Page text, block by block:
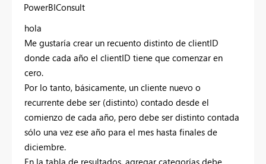
PowerBIConsult
hola
Me gustaría crear un recuento distinto de clientID
donde cada año el clientID tiene que comenzar en
cero.
Por lo tanto, básicamente, un cliente nuevo o
recurrente debe ser (distinto) contado desde el
comienzo de cada año, pero debe ser distinto contada
sólo una vez ese año para el mes hasta finales de
diciembre.
En la tabla de resultados, agregar categorías debe